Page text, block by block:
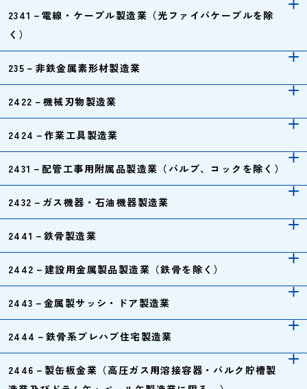
2341－電線・ケーブル製造業（光ファイバケーブルを除
く）
235－非鉄金属素形材製造業
2422－機械刃物製造業
2424－作業工具製造業
2431－配管工事用附属品製造業（バルブ、コックを除く）
2432－ガス機器・石油機器製造業
2441－鉄骨製造業
2442－建設用金属製品製造業（鉄骨を除く）
2443－金属製サッシ・ドア製造業
2444－鉄骨系プレハブ住宅製造業
2446－製缶板金業（高圧ガス用溶接容器・バルク貯槽製